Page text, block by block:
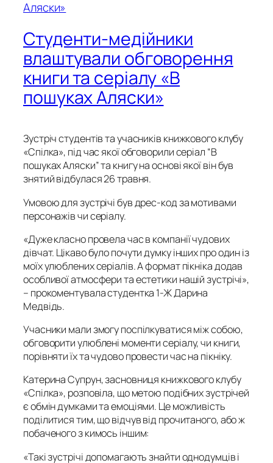
Студенти-медійники
влаштували обговорення
книги та серіалу «В
пошуках Аляски»
Зустріч студентів та учасників книжкового клубу
«Спілка», під час якої обговорили серіал “В
пошуках Аляски” та книгу на основі якої він був
знятий відбулася 26 травня.
Умовою для зустрічі був дрес-код за мотивами
персонажів чи серіалу.
«Дуже класно провела час в компанії чудових
дівчат. Цікаво було почути думку інших про один із
моїх улюблених серіалів. А формат пікніка додав
особливої атмосфери та естетики нашій зустрічі»,
– прокоментувала студентка 1-Ж Дарина
Медвідь.
Учасники мали змогу поспілкуватися між собою,
обговорити улюблені моменти серіалу, чи книги,
порівняти їх та чудово провести час на пікніку.
Катерина Супрун, засновниця книжкового клубу
«Спілка», розповіла, що метою подібних зустрічей
є обмін думками та емоціями. Це можливість
поділитися тим, що відчув від прочитаного, або ж
побаченого з кимось іншим:
«Такі зустрічі допомагають знайти однодумців і